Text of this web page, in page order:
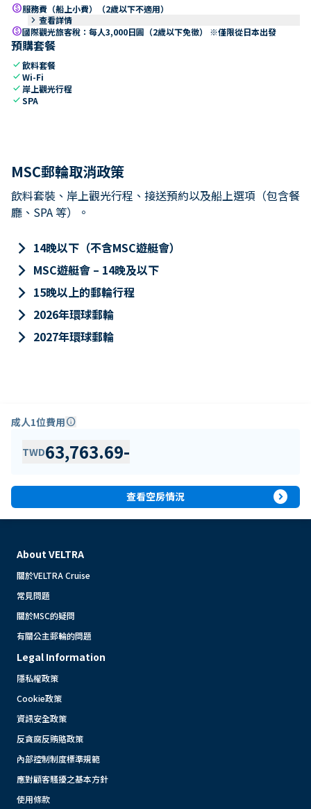
paid服務費（船上小費）（2歲以下不適用）
keyboard_arrow_right 查看詳情
paid國際觀光旅客稅：每人3,000日圓（2歲以下免徵） ※僅限從日本出發
預購套餐
check飲料套餐
checkWi-Fi
check 岸上觀光行程
checkSPA
MSC郵輪取消政策
飲料套裝、岸上觀光行程、接送預約以及船上選項（包含餐
廳、SPA 等）。
keyboard_arrow_right 14晚以下（不含MSC遊艇會）
keyboard_arrow_right MSC遊艇會 – 14晚及以下
keyboard_arrow_right 15晚以上的郵輪行程
keyboard_arrow_right 2026年環球郵輪
keyboard_arrow_right 2027年環球郵輪
成人1位費用info
TWD63,763.69-
查看空房情況 expand_circle_right
About VELTRA
關於VELTRA Cruise
常見問題
關於MSC的疑問
有關公主郵輪的問題
Legal Information
隱私權政策
Cookie政策
資訊安全政策
反貪腐反賄賂政策
內部控制制度標準規範
應對顧客騷擾之基本方針
使用條款